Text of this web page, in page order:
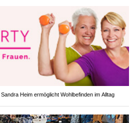
Heim ermöglicht Wohlbefinden im Alltag